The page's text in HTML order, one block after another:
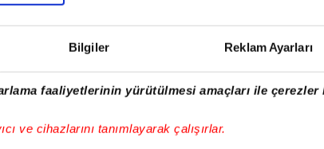
Bilgiler Reklam Ayarları
faaliyetlerinin yürütülmesi amaçları ile çerezler
ve cihazlarını tanımlayarak çalışırlar.
O da çok sıkı taraftarımız"